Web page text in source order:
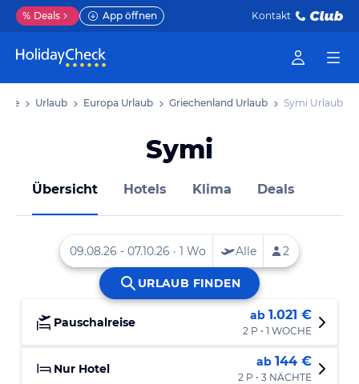
% Deals App öffnen Kontakt
Urlaub Europa Urlaub Griechenland Urlaub Symi Urlaub
Symi
Übersicht Hotels Klima Deals
Pauschalreise ab 1.021 €
2 P • 1 WOCHE
Nur Hotel ab 144 €
2 P • 3 NÄCHTE